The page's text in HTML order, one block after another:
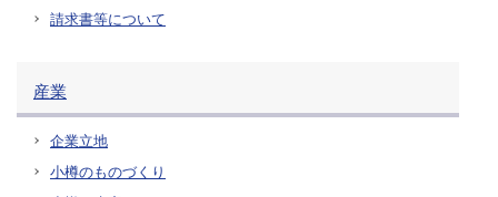
請求書等について
産業
企業立地
小樽のものづくり